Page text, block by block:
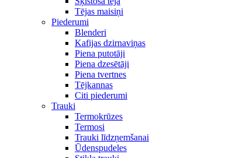
Tējas maisiņi
Piederumi
Blenderi
Kafijas dzirnaviņas
Piena putotāji
Piena dzesētāji
Piena tvertnes
Tējkannas
Citi piederumi
Trauki
Termokrūzes
Termosi
Trauki līdzņemšanai
Ūdenspudeles